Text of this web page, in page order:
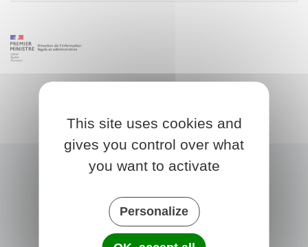
This site uses cookies and
gives you control over what
you want to activate
Personalize